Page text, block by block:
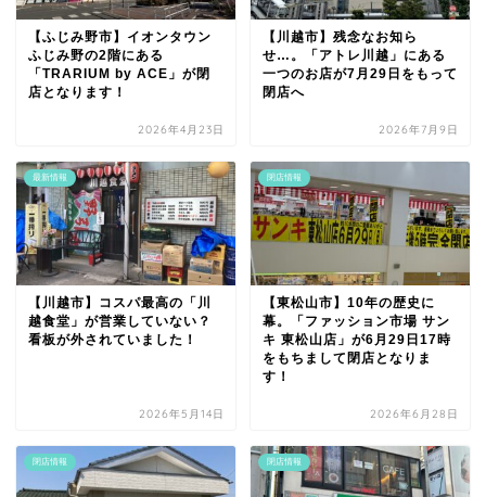
【ふじみ野市】イオンタウン
ふじみ野の2階にある
「TRARIUM by ACE」が閉
店となります！
2026年4月23日
【川越市】残念なお知ら
せ…。「アトレ川越」にある
一つのお店が7月29日をもって
閉店へ
2026年7月9日
最新情報
【川越市】コスパ最高の「川
越食堂」が営業していない？
看板が外されていました！
2026年5月14日
閉店情報
【東松山市】10年の歴史に
幕。「ファッション市場 サン
キ 東松山店」が6月29日17時
をもちまして閉店となりま
す！
2026年6月28日
閉店情報 閉店情報